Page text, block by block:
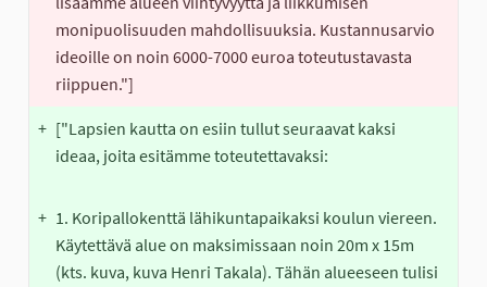
monipuolisuuden mahdollisuuksia. Kustannusarvio
ideoille on noin 6000-7000 euroa toteutustavasta
riippuen."]
+ ["Lapsien kautta on esiin tullut seuraavat kaksi
ideaa, joita esitämme toteutettavaksi:
+ 1. Koripallokenttä lähikuntapaikaksi koulun viereen.
Käytettävä alue on maksimissaan noin 20m x 15m
(kts. kuva, kuva Henri Takala). Tähän alueeseen tulisi